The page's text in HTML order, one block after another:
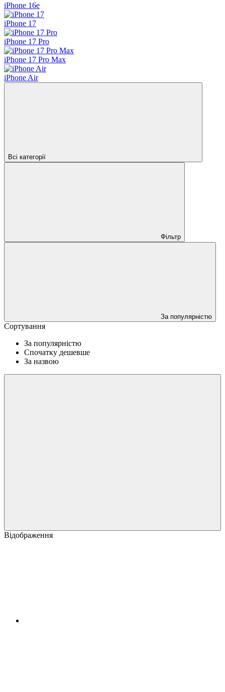
iPhone 16e
iPhone 17
iPhone 17 Pro
iPhone 17 Pro Max
iPhone Air
Всі категорії
Фільтр
За популярністю
Сортування
За популярністю
Спочатку дешевше
За назвою
Відображення